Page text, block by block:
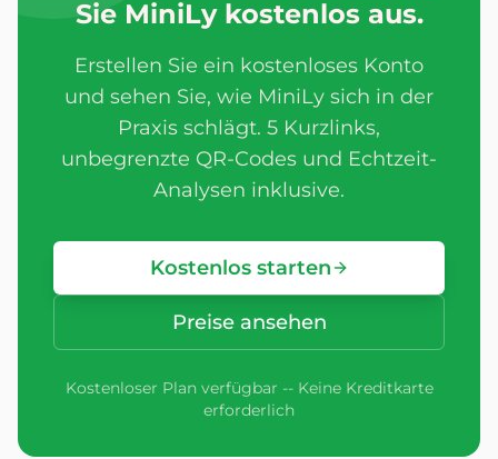
Sie MiniLy kostenlos aus.
Erstellen Sie ein kostenloses Konto
und sehen Sie, wie MiniLy sich in der
Praxis schlägt. 5 Kurzlinks,
unbegrenzte QR-Codes und Echtzeit-
Analysen inklusive.
Kostenlos starten
Preise ansehen
Kostenloser Plan verfügbar -- Keine Kreditkarte
erforderlich